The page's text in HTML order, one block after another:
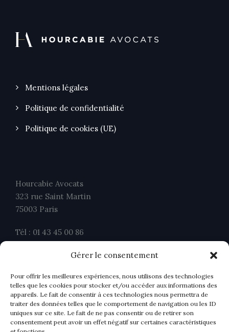
Gérer le consentement
Pour offrir les meilleures expériences, nous utilisons des technologies
telles que les cookies pour stocker et/ou accéder aux informations des
appareils. Le fait de consentir à ces technologies nous permettra de
traiter des données telles que le comportement de navigation ou les ID
uniques sur ce site. Le fait de ne pas consentir ou de retirer son
consentement peut avoir un effet négatif sur certaines caractéristiques
Mentions légales
Politique de confidentialité
Politique de cookies (UE)
Hourcabie Avocats
323 rue Saint Martin
75003 Paris
Tél : 01 43 45 00 86
contact@ahavocats.fr